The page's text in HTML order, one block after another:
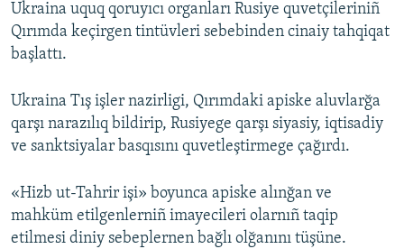
Ukraina uquq qoruyıcı organları Rusiye quvetçileriniñ
Qırımda keçirgen tintüvleri sebebinden cinaiy tahqiqat
başlattı.
Ukraina Tış işler nazirligi, Qırımdaki apiske aluvlarğa
qarşı narazılıq bildirip, Rusiyege qarşı siyasiy, iqtisadiy
ve sanktsiyalar basqısını quvetleştirmege çağırdı.
«Hizb ut-Tahrir işi» boyunca apiske alınğan ve
mahküm etilgenlerniñ imayecileri olarnıñ taqip
etilmesi diniy sebeplernen bağlı olğanını tüşüne.